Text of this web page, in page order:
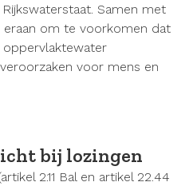
Samen met
om te voorkomen dat
voor mens en
bij lozingen
2.11 Bal en artikel 22.44